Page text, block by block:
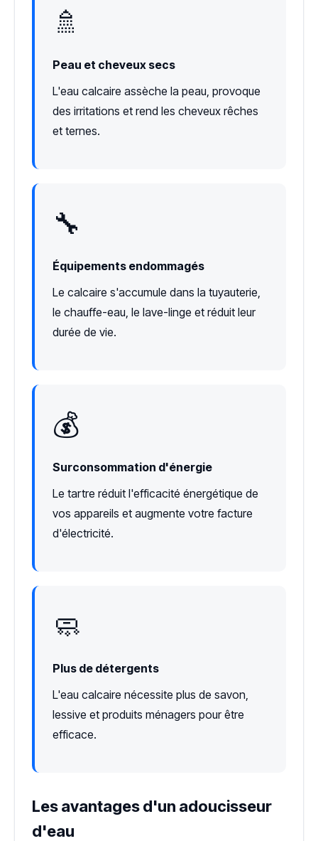
🚿
Peau et cheveux secs
L'eau calcaire assèche la peau, provoque
des irritations et rend les cheveux rêches
et ternes.
🔧
Équipements endommagés
Le calcaire s'accumule dans la tuyauterie,
le chauffe-eau, le lave-linge et réduit leur
durée de vie.
💰
Surconsommation d'énergie
Le tartre réduit l'efficacité énergétique de
vos appareils et augmente votre facture
d'électricité.
🧼
Plus de détergents
L'eau calcaire nécessite plus de savon,
lessive et produits ménagers pour être
efficace.
Les avantages d'un adoucisseur
d'eau